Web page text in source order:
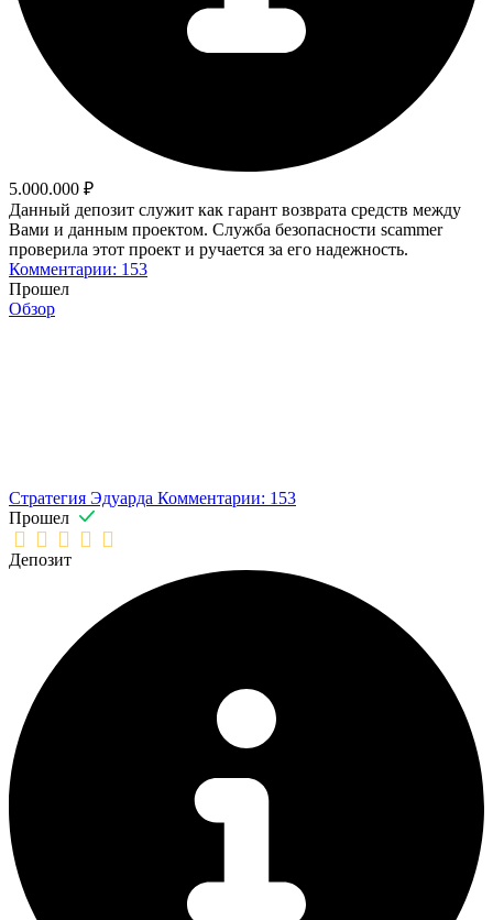
5.000.000 ₽
Данный депозит служит как гарант возврата средств между
Вами и данным проектом. Служба безопасности scammer
проверила этот проект и ручается за его надежность.
Комментарии: 153
Прошел
Обзор
Стратегия Эдуарда Комментарии: 153
Прошел
Депозит